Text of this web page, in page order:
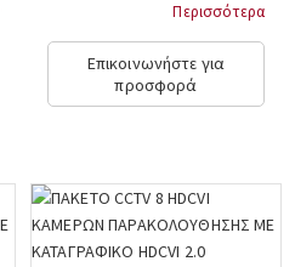
Περισσότερα
Επικοινωνήστε για
προσφορά